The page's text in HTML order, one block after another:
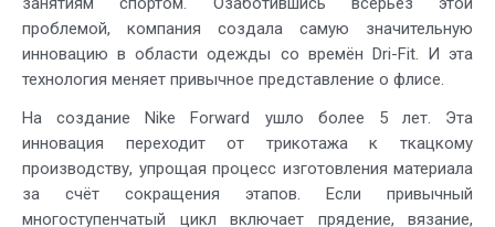
проблемой, компания создала самую значительную
инновацию в области одежды со времён Dri-Fit. И эта
технология меняет привычное представление о флисе.
На создание Nike Forward ушло более 5 лет. Эта
инновация переходит от трикотажа к ткацкому
производству, упрощая процесс изготовления материала
за счёт сокращения этапов. Если привычный
многоступенчатый цикл включает прядение, вязание,